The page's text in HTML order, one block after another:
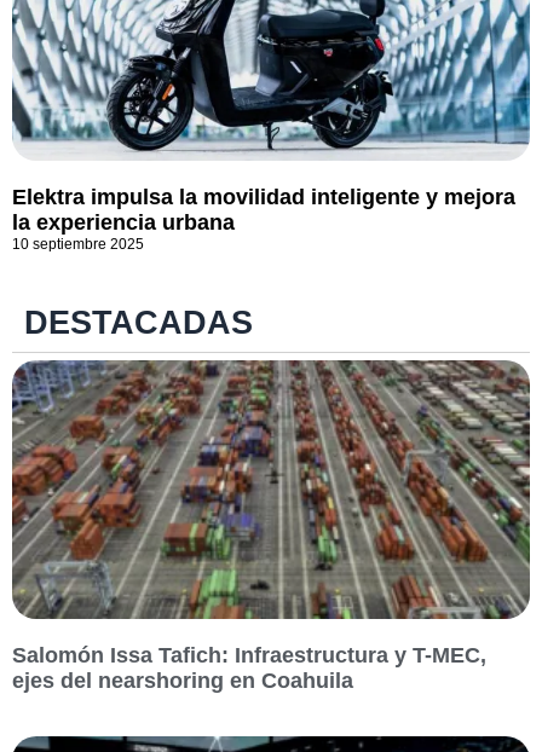
Elektra impulsa la movilidad inteligente y mejora
la experiencia urbana
10 septiembre 2025
DESTACADAS
Salomón Issa Tafich: Infraestructura y T-MEC,
ejes del nearshoring en Coahuila